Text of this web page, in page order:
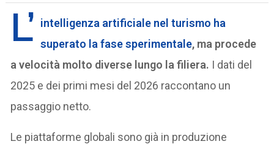
L’ intelligenza artificiale nel turismo ha
superato la fase sperimentale, ma procede
a velocità molto diverse lungo la filiera. I dati del
2025 e dei primi mesi del 2026 raccontano un
passaggio netto.
Le piattaforme globali sono già in produzione